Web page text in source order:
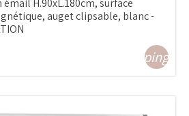
H.90xL.180cm, surface
auget clipsable, blanc -